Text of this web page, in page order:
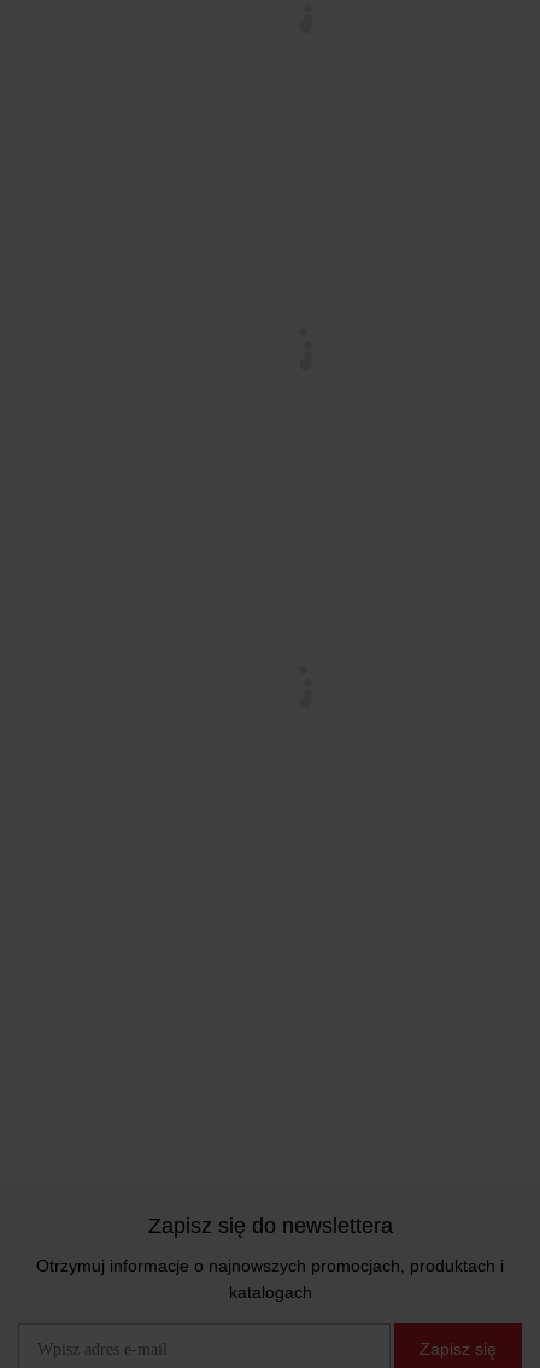
Zapisz się do newslettera
Otrzymuj informacje o najnowszych promocjach, produktach i
katalogach
Zapisz się